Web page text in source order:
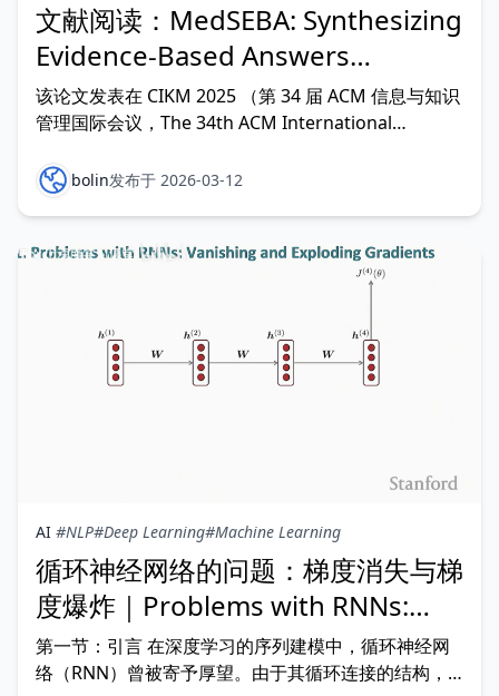
文献阅读：MedSEBA: Synthesizing
Evidence-Based Answers
Grounded in Evolving Medical
Literature
该论文发表在 CIKM 2025 （第 34 届 ACM 信息与知识
管理国际会议，The 34th ACM International
Management）。
bolin发布于 2026-03-12
AI #NLP#Deep Learning#Machine Learning
循环神经网络的问题：梯度消失与梯
度爆炸｜Problems with RNNs:
Vanishing and Exploding
Gradients
第一节：引言 在深度学习的序列建模中，循环神经网
络（RNN）曾被寄予厚望。由于其循环连接的结构，